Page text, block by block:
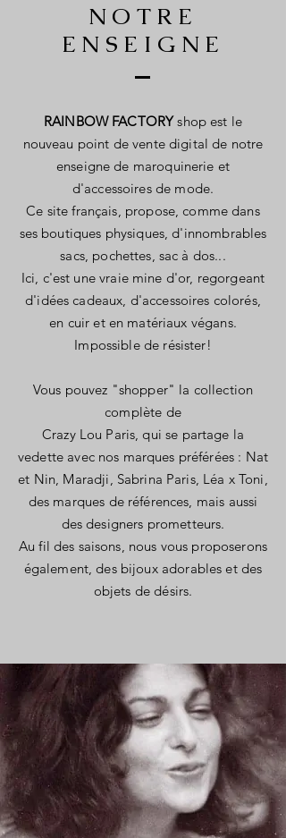
NOTRE
ENSEIGNE
RAINBOW FACTORYshop est le
nouveau point de vente digital de notre
enseigne de maroquinerie et
d'accessoires de mode.
Ce site français, propose, comme dans
ses boutiques physiques, d'innombrables
sacs, pochettes, sac à dos...
Ici, c'est une vraie mine d'or, regorgeant
d'idées cadeaux, d'accessoires colorés,
en cuir et en matériaux végans.
Impossible de résister!
Vous pouvez "shopper" la collection
complète de
Crazy Lou Paris, qui se partage la
vedette avec nos marques préférées : Nat
et Nin, Maradji, Sabrina Paris, Léa x Toni,
des marques de références, mais aussi
des designers prometteurs.
Au fil des saisons, nous vous proposerons
également, des bijoux adorables et des
objets de désirs.